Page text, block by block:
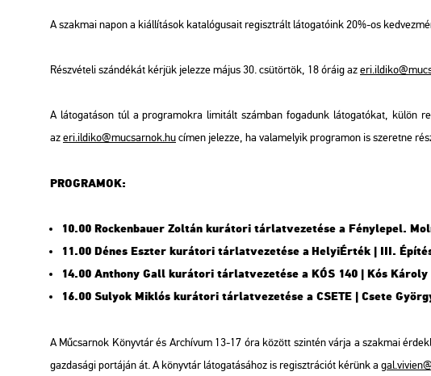
A szak­mai napon a ki­ál­lí­tá­sok ka­ta­ló­gu­sa­it re­giszt­rált lá­to­ga­tó­ink 20%-os
Rész­vé­te­li szán­dé­kát kér­jük je­lez­ze május 30. csü­tör­tök, 18 óráig az
A lá­to­ga­tá­son túl a prog­ra­mok­ra li­mi­tált szám­ban fo­ga­dunk lá­to­ga­tó­kat, külön
azeri.​il­di­ko@​mu­csar­nok.​hucímen je­lez­ze, ha va­la­me­lyik prog­ra­mon is sze­ret­ne
PROG­RA­MOK:
10.00 Rocken­ba­u­er Zol­tán ku­rá­to­ri tár­lat­ve­ze­té­se a Fény­le­pel.
11.00 Dénes Esz­ter ku­rá­to­ri tár­lat­ve­ze­té­se aHe­lyi­Ér­ték | III.
14.00 An­tho­ny Gall ku­rá­to­ri tár­lat­ve­ze­té­se a KÓS 140 | Kós
16.00 Su­lyok Mik­lós ku­rá­to­ri tár­lat­ve­ze­té­se a CSETE | Csete
A Mű­csar­nok Könyv­tár és Ar­chí­vum 13-17 óra kö­zött szin­tén várja a szak­mai
gaz­da­sá­gi por­tá­ján át. A könyv­tár lá­to­ga­tá­sá­hoz is re­giszt­rá­ci­ót ké­rünk a